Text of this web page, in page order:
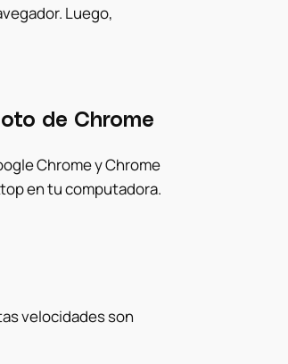
Luego,
de Chrome
Chrome y Chrome
en tu computadora.
velocidades son